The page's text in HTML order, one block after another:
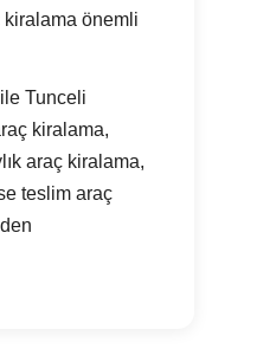
kiralama önemli
Tunceli
kiralama,
araç kiralama,
teslim araç